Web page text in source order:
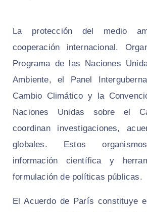
La protección del medio
cooperación internacional.
Programa de las Naciones
Ambiente, el Panel
Cambio Climático y la
Naciones Unidas sobre el
coordinan investigaciones,
globales. Estos
información científica y
formulación de políticas públicas.
El Acuerdo de París constituye